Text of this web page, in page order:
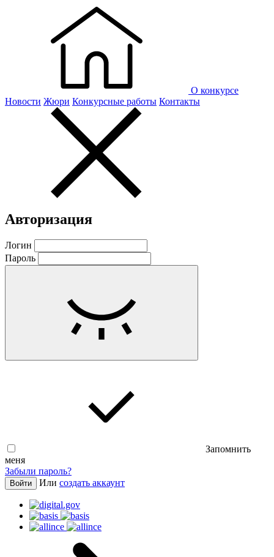
О конкурсе
Новости Жюри Конкурсные работы Контакты
Авторизация
Логин
Пароль
Запомнить
меня
Забыли пароль?
Войти Или создать аккаунт